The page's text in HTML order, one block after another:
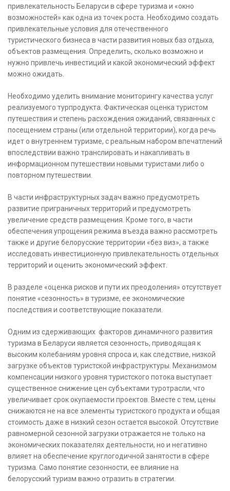
привлекательность Беларуси в сфере туризма и «окно
возможностей» как одна из точек роста. Необходимо создать
привлекательные условия для отечественного
туристического бизнеса в части развития новых баз отдыха,
объектов размещения. Определить, сколько возможно и
нужно привлечь инвестиций и какой экономический эффект
можно ожидать.
Необходимо уделить внимание мониторингу качества услуг
реализуемого турпродукта. Фактическая оценка туристом
путешествия и степень расхождения ожиданий, связанных с
посещением страны (или отдельной территории), когда речь
идет о внутреннем туризме, с реальным набором впечатлений
впоследствии важно транслировать и накапливать в
информационном путешествии новыми туристами либо о
повторном путешествии.
В части инфраструктурных задач важно предусмотреть
развитие приграничных территорий и предусмотреть
увеличение средств размещения. Кроме того, в части
обеспечения упрощения режима въезда важно рассмотреть
также и другие белорусские территории «без виз», а также
исследовать инвестиционную привлекательность отдельных
территорий и оценить экономический эффект.
В разделе «оценка рисков и пути их преодоления» отсутствует
понятие «сезонность» в туризме, ее экономические
последствия и соответствующие показатели.
Одним из сдерживающих факторов динамичного развития
туризма в Беларуси является сезонность, приводящая к
высоким колебаниям уровня спроса и, как следствие, низкой
загрузке объектов туристской инфраструктуры. Механизмом
компенсации низкого уровня туристского потока выступает
существенное снижение цен субъектами туротрасли, что
увеличивает срок окупаемости проектов. Вместе с тем, цены
снижаются не на все элементы туристского продукта и общая
стоимость даже в низкий сезон остается высокой. Отсутствие
равномерной сезонной загрузки отражается не только на
экономических показателях деятельности, но и негативно
влияет на обеспечение круглогодичной занятости в сфере
туризма. Само понятие сезонности, ее влияние на
белорусский туризм важно отразить в стратегии.